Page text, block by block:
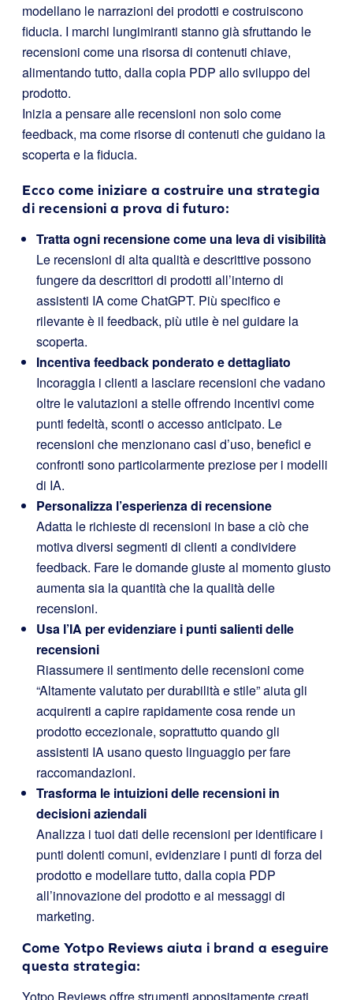
modellano le narrazioni dei prodotti e costruiscono
fiducia. I marchi lungimiranti stanno già sfruttando le
recensioni come una risorsa di contenuti chiave,
alimentando tutto, dalla copia PDP allo sviluppo del
prodotto.
Inizia a pensare alle recensioni non solo come
feedback, ma come risorse di contenuti che guidano la
scoperta e la fiducia.
Ecco come iniziare a costruire una strategia
di recensioni a prova di futuro:
Tratta ogni recensione come una leva di visibilità
Le recensioni di alta qualità e descrittive possono
fungere da descrittori di prodotti all’interno di
assistenti IA come ChatGPT. Più specifico e
rilevante è il feedback, più utile è nel guidare la
scoperta.
Incentiva feedback ponderato e dettagliato
Incoraggia i clienti a lasciare recensioni che vadano
oltre le valutazioni a stelle offrendo incentivi come
punti fedeltà, sconti o accesso anticipato. Le
recensioni che menzionano casi d’uso, benefici e
confronti sono particolarmente preziose per i modelli
di IA.
Personalizza l’esperienza di recensione
Adatta le richieste di recensioni in base a ciò che
motiva diversi segmenti di clienti a condividere
feedback. Fare le domande giuste al momento giusto
aumenta sia la quantità che la qualità delle
recensioni.
Usa l’IA per evidenziare i punti salienti delle
recensioni
Riassumere il sentimento delle recensioni come
“Altamente valutato per durabilità e stile” aiuta gli
acquirenti a capire rapidamente cosa rende un
prodotto eccezionale, soprattutto quando gli
assistenti IA usano questo linguaggio per fare
raccomandazioni.
Trasforma le intuizioni delle recensioni in
decisioni aziendali
Analizza i tuoi dati delle recensioni per identificare i
punti dolenti comuni, evidenziare i punti di forza del
prodotto e modellare tutto, dalla copia PDP
all’innovazione del prodotto e ai messaggi di
marketing.
Come Yotpo Reviews aiuta i brand a eseguire
questa strategia:
Yotpo Reviews offre strumenti appositamente creati